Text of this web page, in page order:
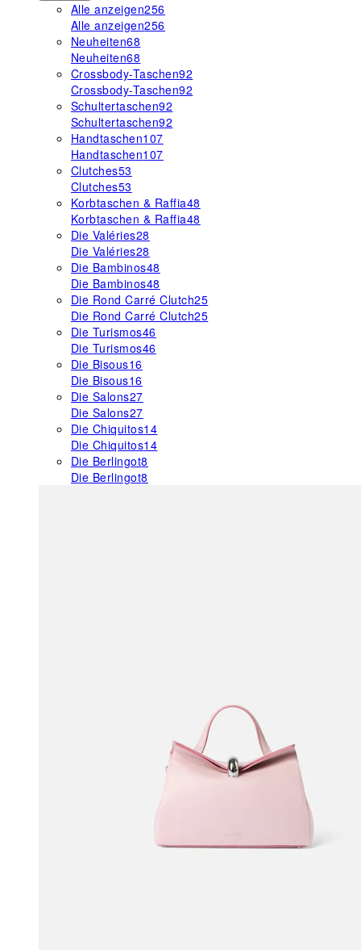
Alle anzeigen256
Alle anzeigen256
Neuheiten68
Neuheiten68
Crossbody-Taschen92
Crossbody-Taschen92
Schultertaschen92
Schultertaschen92
Handtaschen107
Handtaschen107
Clutches53
Clutches53
Korbtaschen & Raffia48
Korbtaschen & Raffia48
Die Valéries28
Die Valéries28
Die Bambinos48
Die Bambinos48
Die Rond Carré Clutch25
Die Rond Carré Clutch25
Die Turismos46
Die Turismos46
Die Bisous16
Die Bisous16
Die Salons27
Die Salons27
Die Chiquitos14
Die Chiquitos14
Die Berlingot8
Die Berlingot8